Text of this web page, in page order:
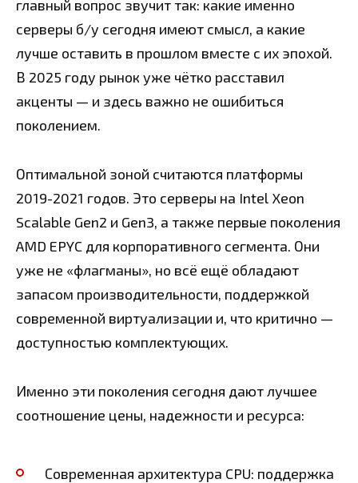
главный вопрос звучит так: какие именно
серверы б/у сегодня имеют смысл, а какие
лучше оставить в прошлом вместе с их эпохой.
В 2025 году рынок уже чётко расставил
акценты — и здесь важно не ошибиться
поколением.
Оптимальной зоной считаются платформы
2019-2021 годов. Это серверы на Intel Xeon
Scalable Gen2 и Gen3, а также первые поколения
AMD EPYC для корпоративного сегмента. Они
уже не «флагманы», но всё ещё обладают
запасом производительности, поддержкой
современной виртуализации и, что критично —
доступностью комплектующих.
Именно эти поколения сегодня дают лучшее
соотношение цены, надежности и ресурса:
Современная архитектура CPU: поддержка